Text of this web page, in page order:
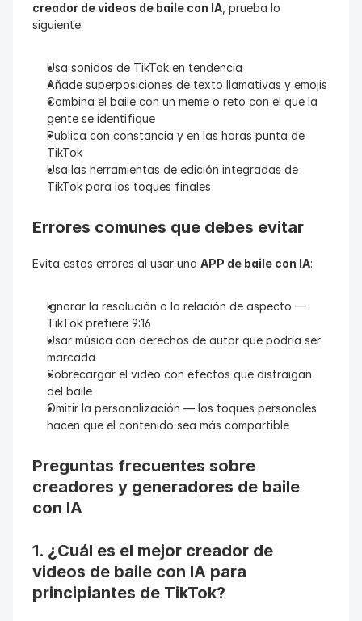
creador de videos de baile con IA , prueba lo
siguiente:
Usa sonidos de TikTok en tendencia
Añade superposiciones de texto llamativas y emojis
Combina el baile con un meme o reto con el que la
gente se identifique
Publica con constancia y en las horas punta de
TikTok
Usa las herramientas de edición integradas de
TikTok para los toques finales
Errores comunes que debes evitar
Evita estos errores al usar una APP de baile con IA:
Ignorar la resolución o la relación de aspecto —
TikTok prefiere 9:16
Usar música con derechos de autor que podría ser
marcada
Sobrecargar el video con efectos que distraigan
del baile
Omitir la personalización — los toques personales
hacen que el contenido sea más compartible
Preguntas frecuentes sobre
creadores y generadores de baile
con IA
1. ¿Cuál es el mejor creador de
videos de baile con IA para
principiantes de TikTok?